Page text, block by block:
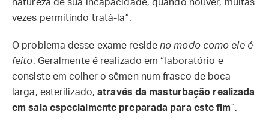
natureza de sua incapacidade, quando houver, muitas
vezes permitindo tratá-la”.
O problema desse exame reside no modo como ele é
feito. Geralmente é realizado em “laboratório e
consiste em colher o sêmen num frasco de boca
larga, esterilizado,através da masturbação realizada
em sala especialmente preparada para este fim”.